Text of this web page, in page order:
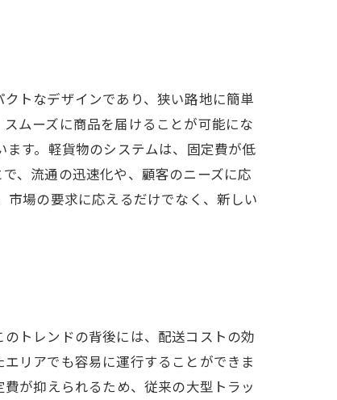
トなデザインであり、狭い路地に簡単
ムーズに商品を届けることが可能にな
す。軽貨物のシステムは、固定費が低
、流通の迅速化や、顧客のニーズに応
場の要求に応えるだけでなく、新しい
トレンドの背後には、配送コストの効
リアでも容易に運行することができま
が抑えられるため、従来の大型トラッ